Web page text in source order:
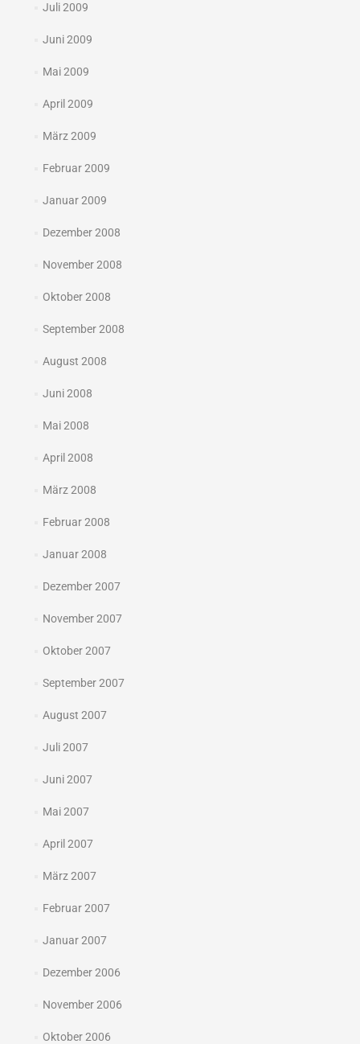
Juli 2009
Juni 2009
Mai 2009
April 2009
März 2009
Februar 2009
Januar 2009
Dezember 2008
November 2008
Oktober 2008
September 2008
August 2008
Juni 2008
Mai 2008
April 2008
März 2008
Februar 2008
Januar 2008
Dezember 2007
November 2007
Oktober 2007
September 2007
August 2007
Juli 2007
Juni 2007
Mai 2007
April 2007
März 2007
Februar 2007
Januar 2007
Dezember 2006
November 2006
Oktober 2006